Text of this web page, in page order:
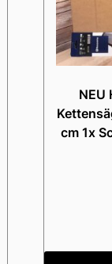
NEU
cm 1x